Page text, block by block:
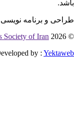
و برنامه نویسی :
©
Society of Iran
by :